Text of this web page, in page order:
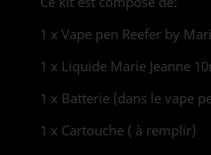
1 x Vape pen Reefer by
1 x Liquide Marie Jeanne
1 x Batterie (dans le vape
1 x Cartouche ( à remplir)